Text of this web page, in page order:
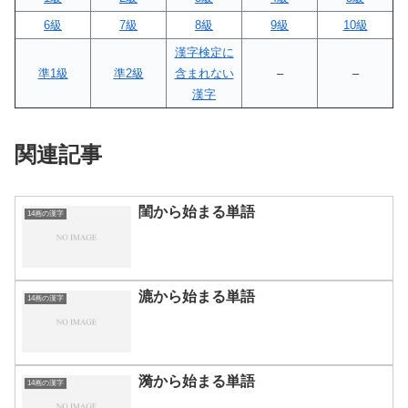
6級
7級 8級 9級 10級
準1級 準2級
漢字検定に
含まれない
漢字
– –
関連記事
14画の漢字 閨から始まる単語
14画の漢字 漉から始まる単語
14画の漢字 漪から始まる単語